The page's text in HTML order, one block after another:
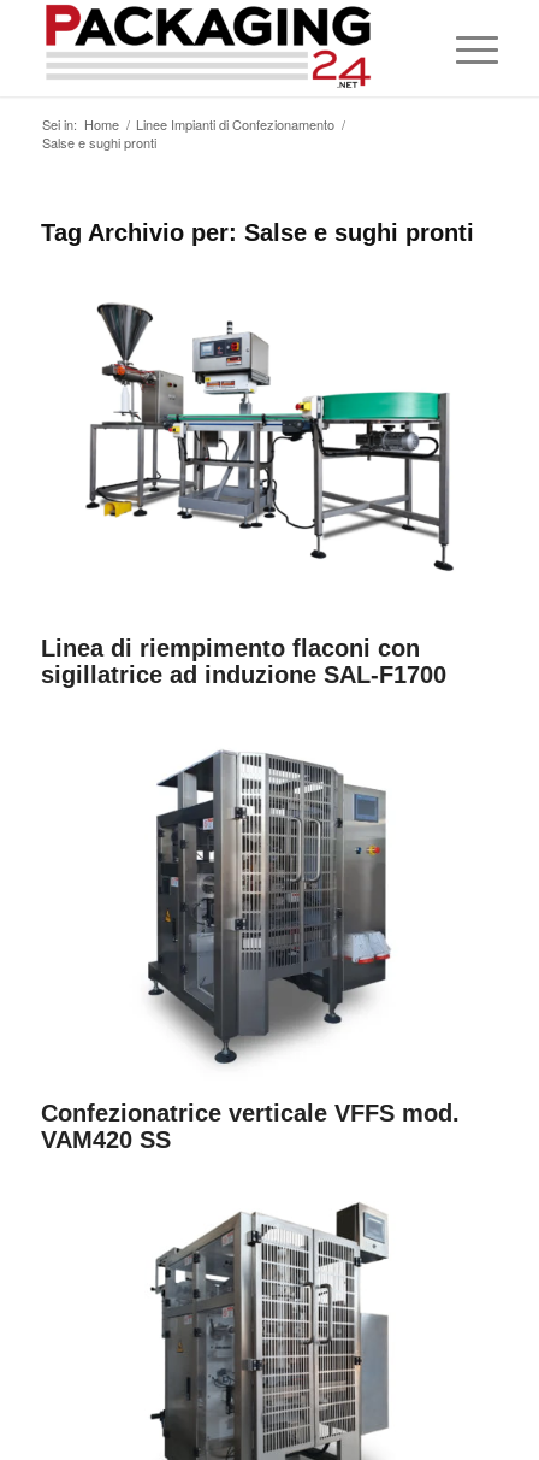
Sei in: Home / Linee Impianti di Confezionamento /
Salse e sughi pronti
Tag Archivio per: Salse e sughi pronti
Linea di riempimento flaconi con
sigillatrice ad induzione SAL-F1700
Confezionatrice verticale VFFS mod.
VAM420 SS